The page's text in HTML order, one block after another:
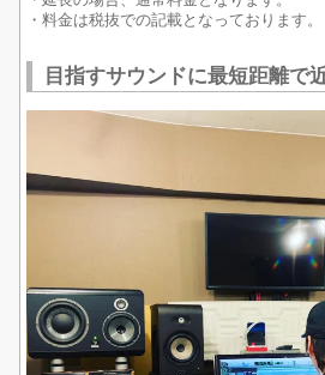
・料金は税抜での記載となっております。
目指すサウンドに最短距離で